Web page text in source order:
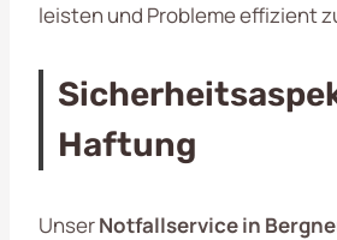
leisten und Probleme effizient
Haftung
UnserNotfallservice in